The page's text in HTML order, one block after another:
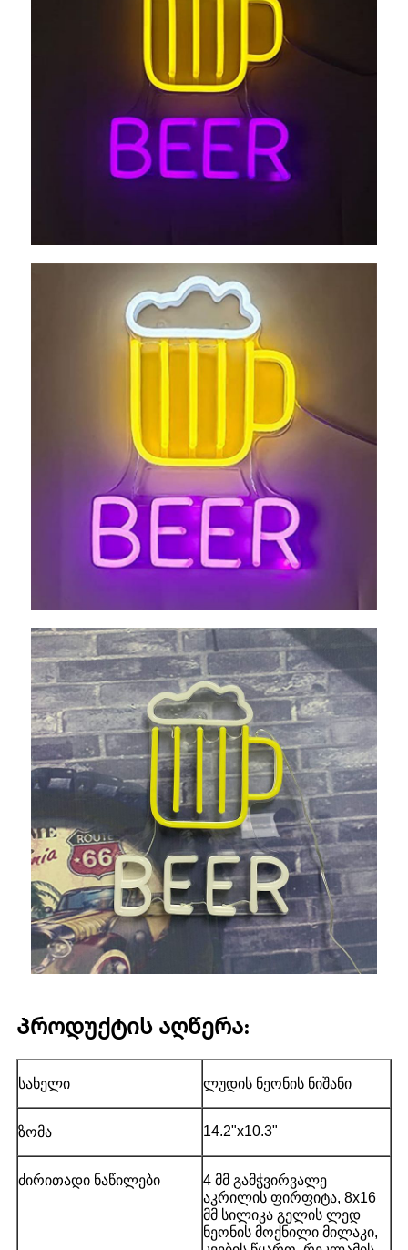
Პროდუქტის აღწერა:
სახელი ლუდის ნეონის ნიშანი
ზომა 14.2"x10.3"
ძირითადი ნაწილები
4 მმ გამჭვირვალე
აკრილის ფირფიტა, 8x16
მმ სილიკა გელის ლედ
ნეონის მოქნილი მილაკი,